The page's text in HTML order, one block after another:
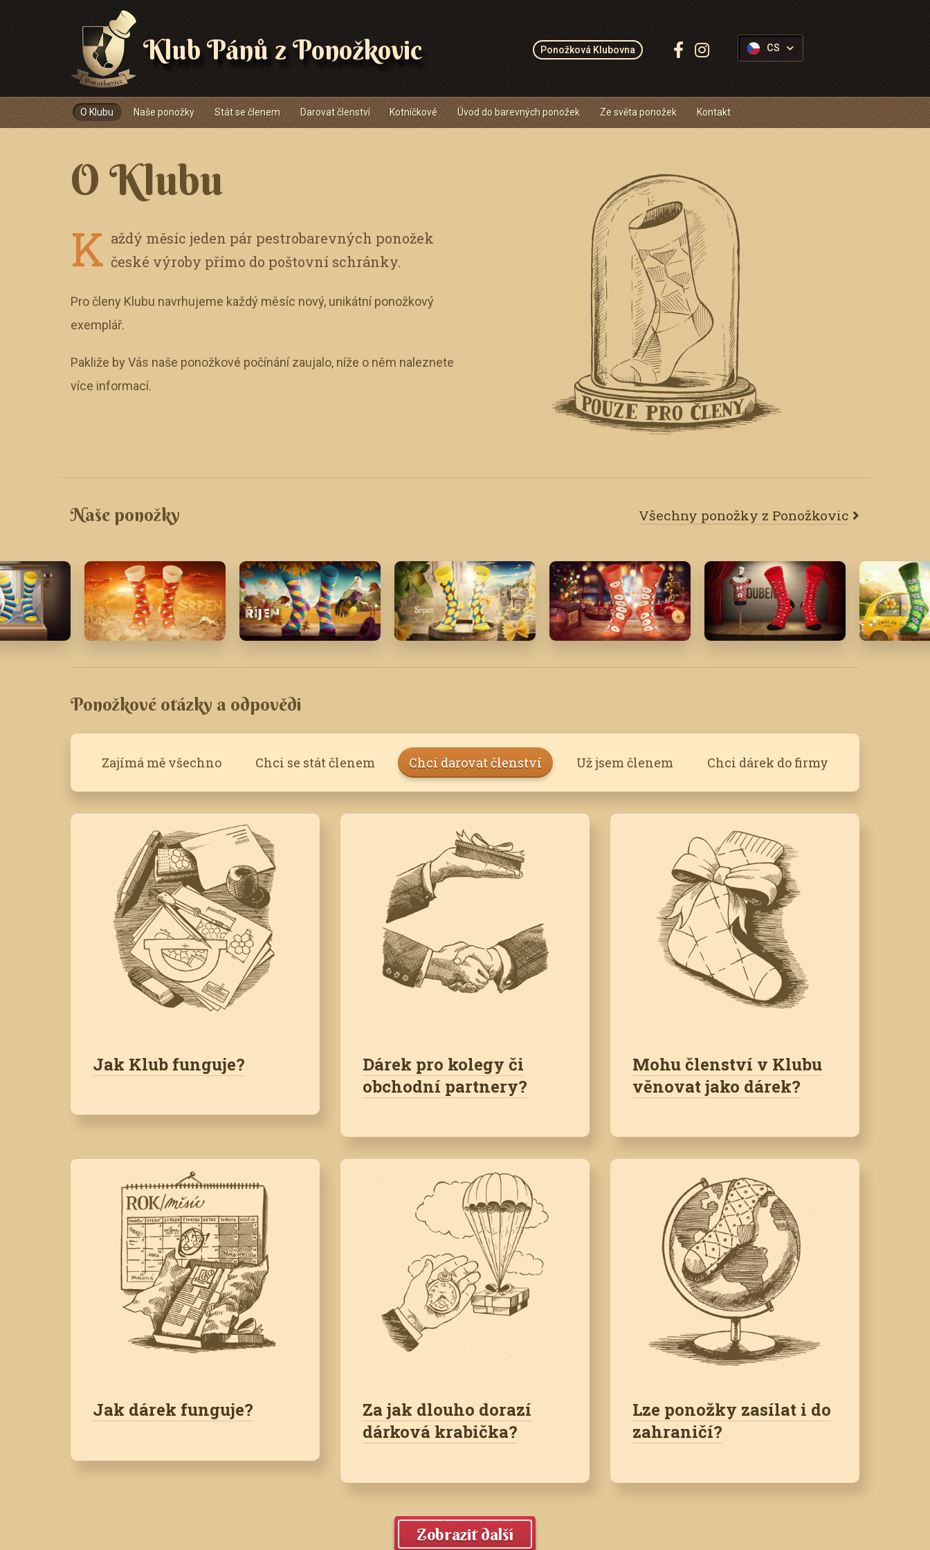
Klub Pánů z Ponožkovic Ponožková Klubovna
Sledujte
CS
Navigace
O Klubu Naše ponožky Stát se členem Darovat členství Kotníčkové Úvod do barevných ponožek Ze světa ponožek Kontakt
O Klubu
K aždý měsíc jeden pár pestrobarevných ponožek
české výroby přímo do poštovní schránky.
Pro členy Klubu navrhujeme každý měsíc nový, unikátní ponožkový
exemplář.
Pakliže by Vás naše ponožkové počínání zaujalo, níže o něm naleznete
více informací.
Naše ponožky Všechny ponožky z Ponožkovic
Ponožkové otázky a odpovědi
Zajímá mě všechno Chci se stát členem Chci darovat členství Už jsem členem Chci dárek do firmy
Jak Klub funguje?
Dárek pro kolegy či
obchodní partnery?
Mohu členství v Klubu
věnovat jako dárek?
Jak dárek funguje?
Za jak dlouho dorazí
dárková krabička?
Lze ponožky zasílat i do
zahraničí?
Zobrazit další